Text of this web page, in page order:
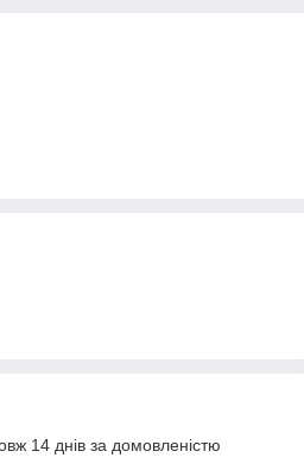
14 днів за домовленістю